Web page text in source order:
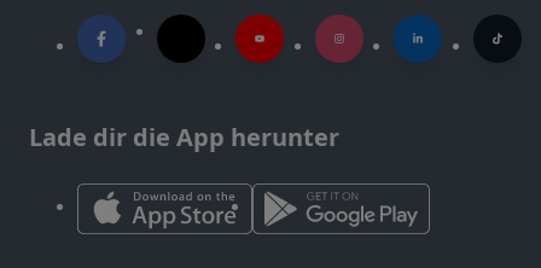
Lade dir die App herunter